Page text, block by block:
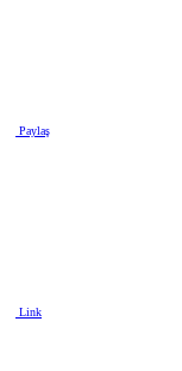
Paylaş
Link